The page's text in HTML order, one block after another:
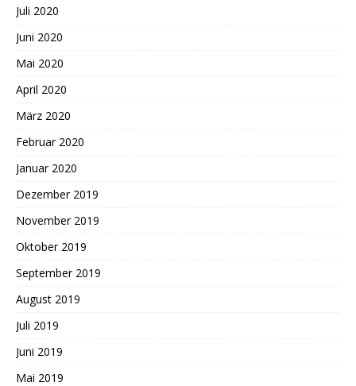
Juli 2020
Juni 2020
Mai 2020
April 2020
März 2020
Februar 2020
Januar 2020
Dezember 2019
November 2019
Oktober 2019
September 2019
August 2019
Juli 2019
Juni 2019
Mai 2019